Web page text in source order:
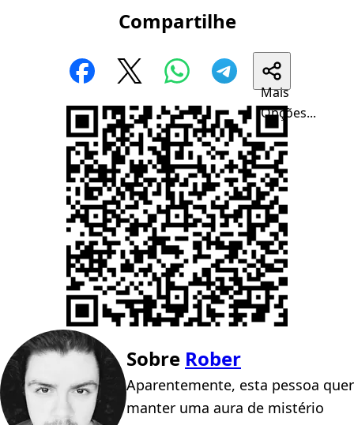
Compartilhe
Mais
Opções...
Sobre Rober
Aparentemente, esta pessoa quer
manter uma aura de mistério